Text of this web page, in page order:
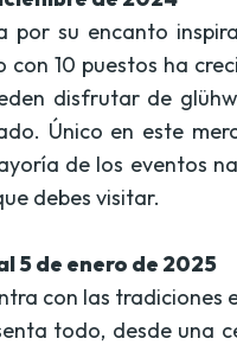
por su encanto
10 puestos ha
disfrutar de
Único en este
de los eventos
debes visitar.
5 de enero de 2025
con las tradiciones
todo, desde una